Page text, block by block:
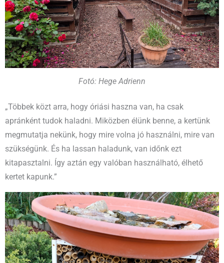
Fotó: Hege Adrienn
„Többek közt arra, hogy óriási haszna van, ha csak
apránként tudok haladni. Miközben élünk benne, a kertünk
megmutatja nekünk, hogy mire volna jó használni, mire van
szükségünk. És ha lassan haladunk, van időnk ezt
kitapasztalni. Így aztán egy valóban használható, élhető
kertet kapunk.”